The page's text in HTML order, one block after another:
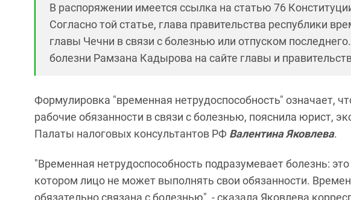
В распоряжении имеется ссылка на статью 76
Согласно той статье, глава правительства республики
главы Чечни в связи с болезнью или отпуском
болезни Рамзана Кадырова на сайте главы и
Формулировка "временная нетрудоспособность" означает,
рабочие обязанности в связи с болезнью, пояснила юрист,
Палаты налоговых консультантов РФ Валентина Яковлева.
"Временная нетрудоспособность подразумевает болезнь:
котором лицо не может выполнять свои обязанности.
обязательно связана с болезнью", - сказала Яковлева